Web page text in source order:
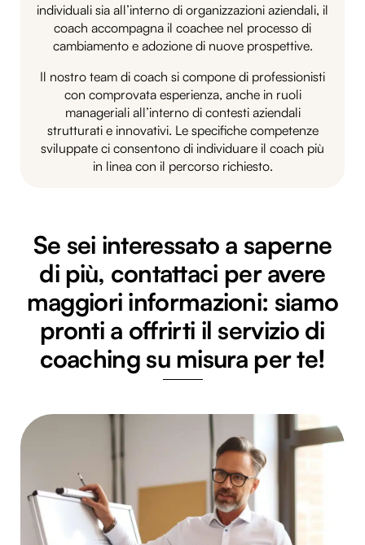
individuali sia all’interno di organizzazioni aziendali, il
coach accompagna il coachee nel processo di
cambiamento e adozione di nuove prospettive.
Il nostro team di coach si compone di professionisti
con comprovata esperienza, anche in ruoli
manageriali all’interno di contesti aziendali
strutturati e innovativi. Le specifiche competenze
sviluppate ci consentono di individuare il coach più
in linea con il percorso richiesto.
Se sei interessato a saperne
di più, contattaci per avere
maggiori informazioni: siamo
pronti a offrirti il servizio di
coaching su misura per te!